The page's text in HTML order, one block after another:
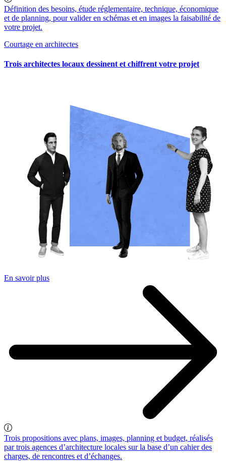
Définition des besoins, étude réglementaire, technique, économique
et de planning, pour valider en schémas et en images la faisabilité de
votre projet.
Courtage en architectes
Trois architectes locaux dessinent et chiffrent votre projet
En savoir plus
Trois propositions avec plans, images, planning et budget, réalisés
par trois agences d’architecture locales sur la base d’un cahier des
charges, de rencontres et d’échanges.